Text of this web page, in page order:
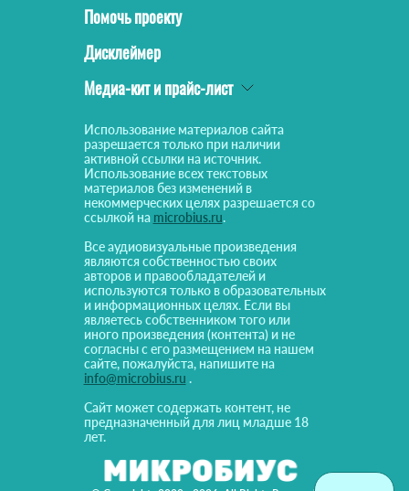
Помочь проекту
Дисклеймер
Медиа-кит и прайс-лист
Использование материалов сайта
разрешается только при наличии
активной ссылки на источник.
Использование всех текстовых
материалов без изменений в
некоммерческих целях разрешается со
ссылкой на microbius.ru.
Все аудиовизуальные произведения
являются собственностью своих
авторов и правообладателей и
используются только в образовательных
и информационных целях. Если вы
являетесь собственником того или
иного произведения (контента) и не
согласны с его размещением на нашем
сайте, пожалуйста, напишите на
info@microbius.ru .
Сайт может содержать контент, не
предназначенный для лиц младше 18
лет.